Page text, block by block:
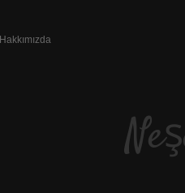
Hakkımızda